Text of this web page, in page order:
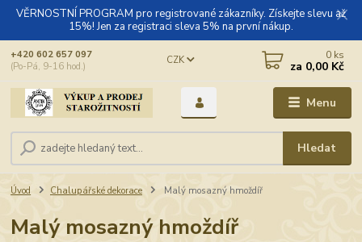
VĚRNOSTNÍ PROGRAM pro registrované zákazníky. Získejte slevu až
15%! Jen za registraci sleva 5% na první nákup.
Menu
CZK
Hledat
+420 602 657 097
(Po-Pá, 9-16 hod.)
0 ks
za 0,00 Kč
Úvod Chalupářské dekorace Malý mosazný hmoždíř
Malý mosazný hmoždíř